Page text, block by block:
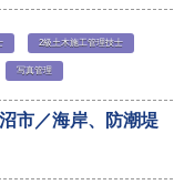
2級土木施工管理技士
写真管理
市／海岸、防潮堤